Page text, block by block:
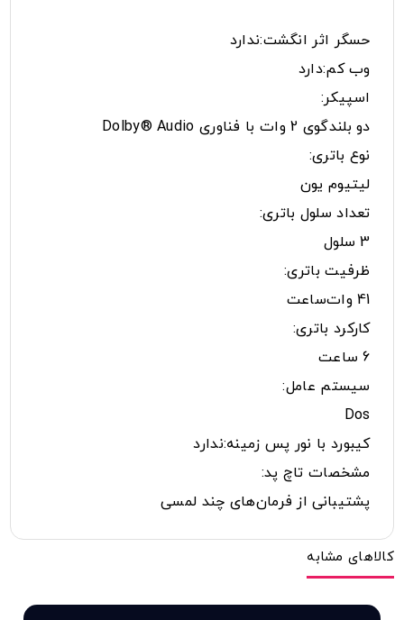
حسگر اثر انگشت:ندارد
وب کم:دارد
اسپیکر:
دو بلندگوی 2 وات با فناوری Dolby® Audio
نوع باتری:
لیتیوم یون
تعداد سلول باتری:
3 سلول
ظرفیت باتری:
41 وات‌ساعت
کارکرد باتری:
6 ساعت
سیستم عامل:
Dos
کیبورد با نور پس زمینه:ندارد
مشخصات تاچ پد:
پشتیبانی از فرمان‌های چند لمسی
کالاهای مشابه